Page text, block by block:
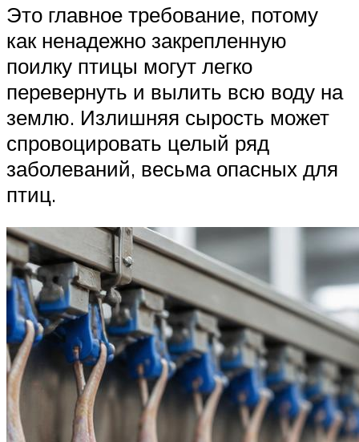
Это главное требование, потому
как ненадежно закрепленную
поилку птицы могут легко
перевернуть и вылить всю воду на
землю. Излишняя сырость может
спровоцировать целый ряд
заболеваний, весьма опасных для
птиц.